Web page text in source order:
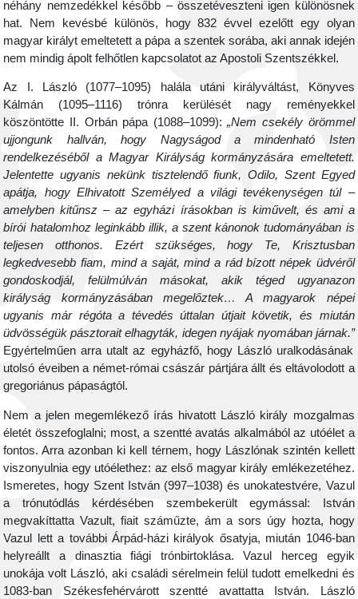
néhány nemzedékkel később – összetéveszteni igen különösnek
hat. Nem kevésbé különös, hogy 832 évvel ezelőtt egy olyan
magyar királyt emeltetett a pápa a szentek sorába, aki annak idején
nem mindig ápolt felhőtlen kapcsolatot az Apostoli Szentszékkel.
Az I. László (1077–1095) halála utáni királyváltást, Könyves
Kálmán (1095–1116) trónra kerülését nagy reményekkel
köszöntötte II. Orbán pápa (1088–1099):„Nem csekély örömmel
ujjongunk hallván, hogy Nagyságod a mindenható Isten
rendelkezéséből a Magyar Királyság kormányzására emeltetett.
Jelentette ugyanis nekünk tisztelendő fiunk, Odilo, Szent Egyed
apátja, hogy Elhivatott Személyed a világi tevékenységen túl –
amelyben kitűnsz – az egyházi írásokban is kiművelt, és ami a
bírói hatalomhoz leginkább illik, a szent kánonok tudományában is
teljesen otthonos. Ezért szükséges, hogy Te, Krisztusban
legkedvesebb fiam, mind a saját, mind a rád bízott népek üdvéről
gondoskodjál, felülmúlván másokat, akik téged ugyanazon
királyság kormányzásában megelőztek… A magyarok népei
ugyanis már régóta a tévedés úttalan útjait követik, és miután
üdvösségük pásztorait elhagyták, idegen nyájak nyomában járnak.”
Egyértelműen arra utalt az egyházfő, hogy László uralkodásának
utolsó éveiben a német-római császár pártjára állt és eltávolodott a
gregoriánus pápaságtól.
Nem a jelen megemlékező írás hivatott László király mozgalmas
életét összefoglalni; most, a szentté avatás alkalmából az utóélet a
fontos. Arra azonban ki kell térnem, hogy Lászlónak szintén kellett
viszonyulnia egy utóélethez: az első magyar király emlékezetéhez.
Ismeretes, hogy Szent István (997–1038) és unokatestvére, Vazul
a trónutódlás kérdésében szembekerült egymással: István
megvakíttatta Vazult, fiait száműzte, ám a sors úgy hozta, hogy
Vazul lett a további Árpád-házi királyok ősatyja, miután 1046-ban
helyreállt a dinasztia fiági trónbirtoklása. Vazul herceg egyik
unokája volt László, aki családi sérelmein felül tudott emelkedni és
1083-ban Székesfehérvárott szentté avattatta István. László